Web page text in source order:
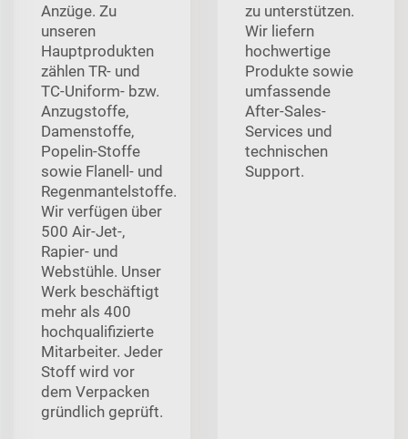
Anzüge. Zu
unseren
Hauptprodukten
zählen TR- und
TC-Uniform- bzw.
Anzugstoffe,
Damenstoffe,
Popelin-Stoffe
sowie Flanell- und
Regenmantelstoffe.
Wir verfügen über
500 Air-Jet-,
Rapier- und
Webstühle. Unser
Werk beschäftigt
mehr als 400
hochqualifizierte
Mitarbeiter. Jeder
Stoff wird vor
dem Verpacken
gründlich geprüft.
zu unterstützen.
Wir liefern
hochwertige
Produkte sowie
umfassende
After-Sales-
Services und
technischen
Support.